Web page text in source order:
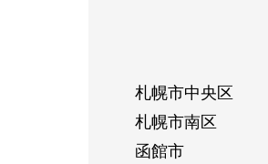
札幌市中央区
札幌市南区
函館市